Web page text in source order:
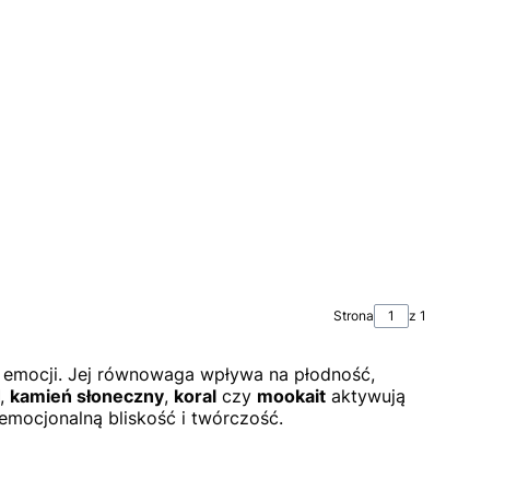
Strona z 1
Jej równowaga wpływa na płodność,
, kamień słoneczny, koral czy mookait aktywują
bliskość i twórczość.